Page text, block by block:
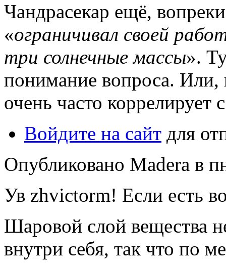
Чандрасекар ещё,
«ограничивал своей
три солнечные массы».
понимание вопроса. Или,
очень часто
Войдите на сайт для
Опубликовано Madera в
Ув zhvictorm! Если есть
Шаровой слой вещества
внутри себя, так что по